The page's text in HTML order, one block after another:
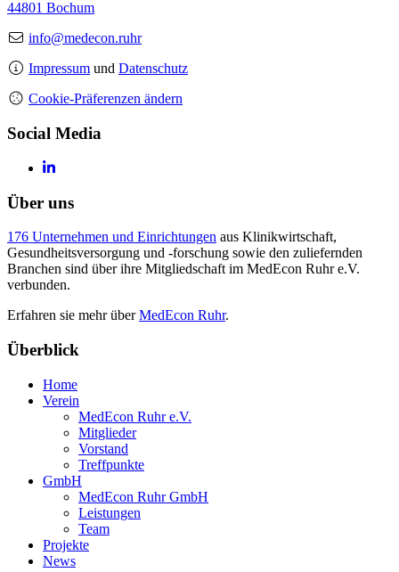
44801 Bochum
info@medecon.ruhr
Impressum und Datenschutz
Cookie-Präferenzen ändern
Social Media
Über uns
176 Unternehmen und Einrichtungen aus Klinikwirtschaft,
Gesundheitsversorgung und -forschung sowie den zuliefernden
Branchen sind über ihre Mitgliedschaft im MedEcon Ruhr e.V.
verbunden.
Erfahren sie mehr überMedEcon Ruhr.
Überblick
Home
Verein
MedEcon Ruhr e.V.
Mitglieder
Vorstand
Treffpunkte
GmbH
MedEcon Ruhr GmbH
Leistungen
Team
Projekte
News